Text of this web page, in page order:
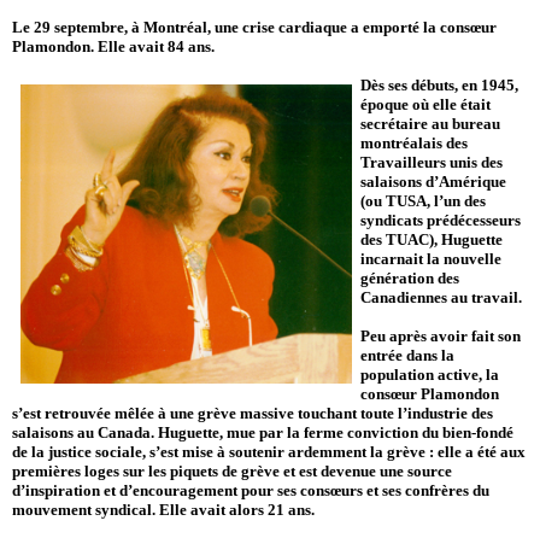
Le 29 septembre, à Montréal, une crise cardiaque a emporté la consœur
Plamondon. Elle avait 84 ans.
Dès ses débuts, en 1945,
époque où elle était
secrétaire au bureau
montréalais des
Travailleurs unis des
salaisons d’Amérique
(ou TUSA, l’un des
syndicats prédécesseurs
des TUAC), Huguette
incarnait la nouvelle
génération des
Canadiennes au travail.
Peu après avoir fait son
entrée dans la
population active, la
consœur Plamondon
s’est retrouvée mêlée à une grève massive touchant toute l’industrie des
salaisons au Canada. Huguette, mue par la ferme conviction du bien-fondé
de la justice sociale, s’est mise à soutenir ardemment la grève : elle a été aux
premières loges sur les piquets de grève et est devenue une source
d’inspiration et d’encouragement pour ses consœurs et ses confrères du
mouvement syndical. Elle avait alors 21 ans.